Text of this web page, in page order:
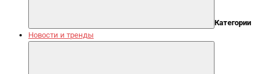
Категории
Новости и тренды